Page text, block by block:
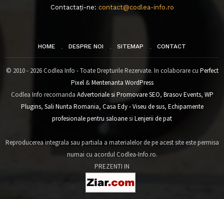
Contactați-ne: contact@codlea-info.ro
HOME DESPRE NOI SITEMAP CONTACT
© 2010 - 2026 Codlea Info - Toate Drepturile Rezervate. In colaborare cu Perfect
Pixel&Mentenanta WordPress
Codlea Info recomanda Advertoriale si Promovare SEO, Brasov Events, WP
Plugins, Sali Nunta Romania, Casa Edy - Viseu de sus, Echipamente
profesionale pentru saloanesi Lenjerii de pat
Reproducerea integrala sau partiala a materialelor de pe acest site este permisa
numai cu acordul Codlea-Info.ro.
PREZENTI IN